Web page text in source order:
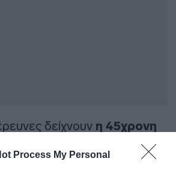
Process My Personal
δείχνουν η 45χρονη
ο επίσης αστυνομικός
προβλήματα